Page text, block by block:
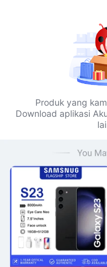
Produk yang
Download aplikasi